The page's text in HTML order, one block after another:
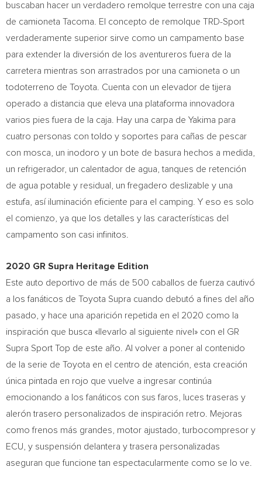
buscaban hacer un verdadero remolque terrestre con una caja
de camioneta Tacoma. El concepto de remolque TRD-Sport
verdaderamente superior sirve como un campamento base
para extender la diversión de los aventureros fuera de la
carretera mientras son arrastrados por una camioneta o un
todoterreno de Toyota. Cuenta con un elevador de tijera
operado a distancia que eleva una plataforma innovadora
varios pies fuera de la caja. Hay una carpa de Yakima para
cuatro personas con toldo y soportes para cañas de pescar
con mosca, un inodoro y un bote de basura hechos a medida,
un refrigerador, un calentador de agua, tanques de retención
de agua potable y residual, un fregadero deslizable y una
estufa, así iluminación eficiente para el camping. Y eso es solo
el comienzo, ya que los detalles y las características del
campamento son casi infinitos.
2020 GR Supra Heritage Edition
Este auto deportivo de más de 500 caballos de fuerza cautivó
a los fanáticos de Toyota Supra cuando debutó a fines del año
pasado, y hace una aparición repetida en el 2020 como la
inspiración que busca «llevarlo al siguiente nivel» con el GR
Supra Sport Top de este año. Al volver a poner al contenido
de la serie de Toyota en el centro de atención, esta creación
única pintada en rojo que vuelve a ingresar continúa
emocionando a los fanáticos con sus faros, luces traseras y
alerón trasero personalizados de inspiración retro. Mejoras
como frenos más grandes, motor ajustado, turbocompresor y
ECU, y suspensión delantera y trasera personalizadas
aseguran que funcione tan espectacularmente como se lo ve.